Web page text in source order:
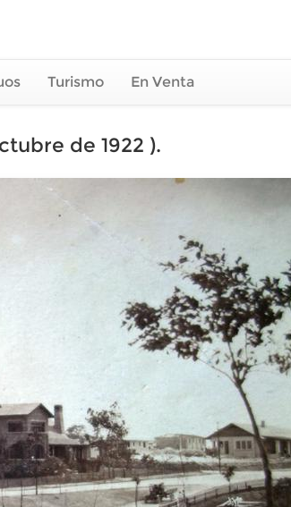
Turismo En Venta
de 1922 ).